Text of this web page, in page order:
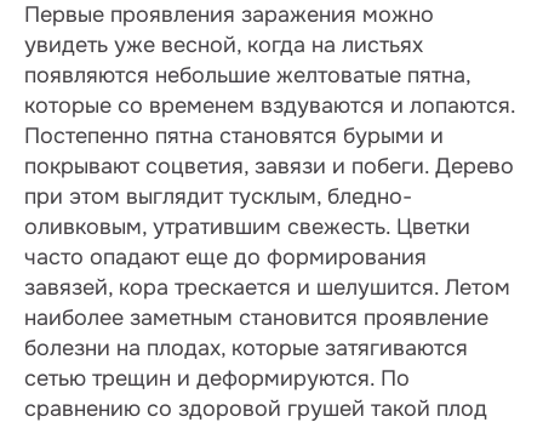
Первые проявления заражения можно
увидеть уже весной, когда на листьях
появляются небольшие желтоватые пятна,
которые со временем вздуваются и лопаются.
Постепенно пятна становятся бурыми и
покрывают соцветия, завязи и побеги. Дерево
при этом выглядит тусклым, бледно-
оливковым, утратившим свежесть. Цветки
часто опадают еще до формирования
завязей, кора трескается и шелушится. Летом
наиболее заметным становится проявление
болезни на плодах, которые затягиваются
сетью трещин и деформируются. По
сравнению со здоровой грушей такой плод